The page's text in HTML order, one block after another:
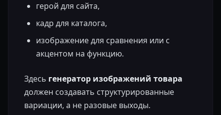
герой для сайта,
кадр для каталога,
изображение для сравнения или с
акцентом на функцию.
Здесь генератор изображений товара
должен создавать структурированные
вариации, а не разовые выходы.